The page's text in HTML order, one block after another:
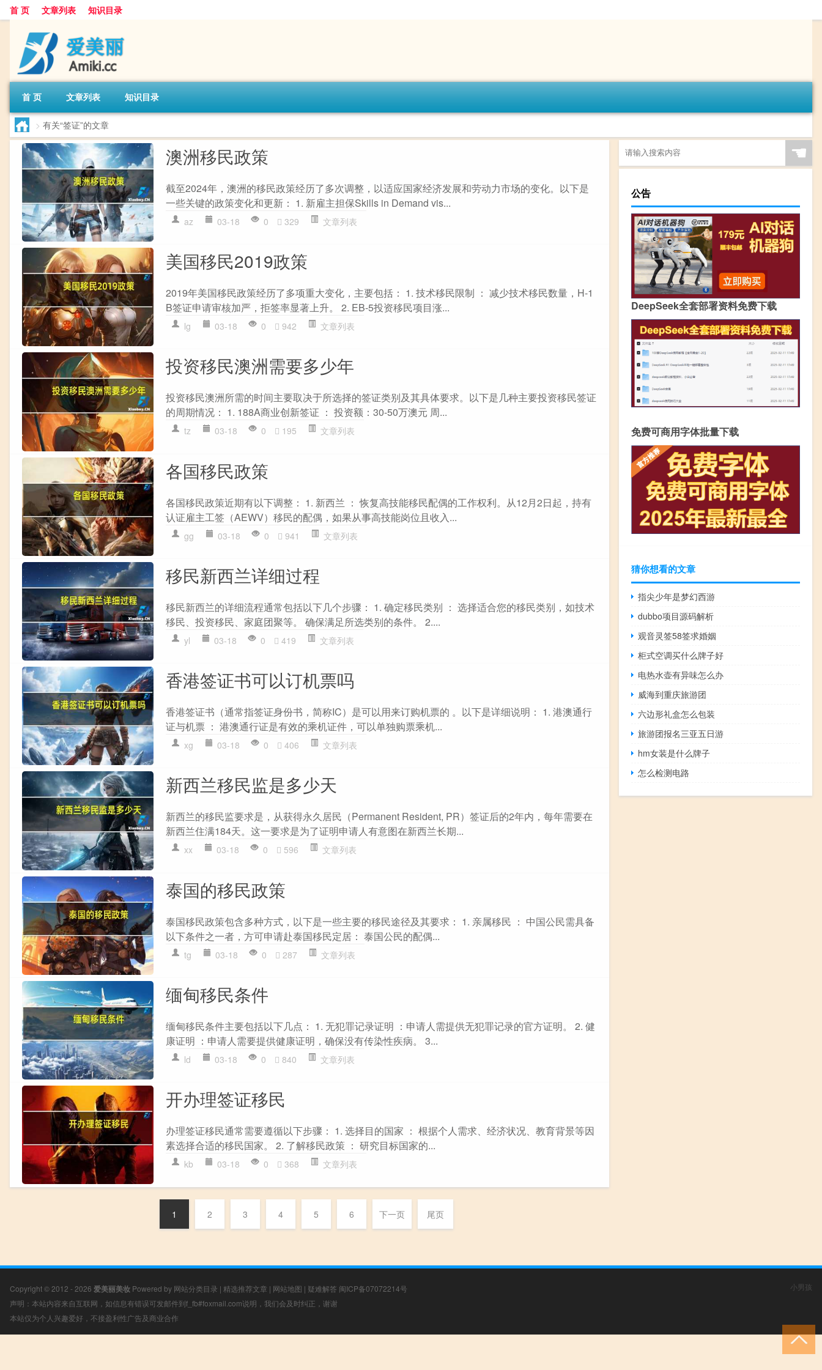
首 页 文章列表 知识目录
首 页 文章列表 知识目录
> 有关“签证”的文章
澳洲移民政策
截至2024年，澳洲的移民政策经历了多次调整，以适应国家经济发展和劳动力市场的变化。以下是
一些关键的政策变化和更新： 1. 新雇主担保Skills in Demand vis...
az 03-18 0 329 文章列表
美国移民2019政策
2019年美国移民政策经历了多项重大变化，主要包括： 1. 技术移民限制 ： 减少技术移民数量，H-1
B签证申请审核加严，拒签率显著上升。 2. EB-5投资移民项目涨...
lg 03-18 0 942 文章列表
投资移民澳洲需要多少年
投资移民澳洲所需的时间主要取决于所选择的签证类别及其具体要求。以下是几种主要投资移民签证
的周期情况： 1. 188A商业创新签证 ： 投资额：30-50万澳元 周...
tz 03-18 0 195 文章列表
各国移民政策
各国移民政策近期有以下调整： 1. 新西兰 ： 恢复高技能移民配偶的工作权利。从12月2日起，持有
认证雇主工签（AEWV）移民的配偶，如果从事高技能岗位且收入...
gg 03-18 0 941 文章列表
移民新西兰详细过程
移民新西兰的详细流程通常包括以下几个步骤： 1. 确定移民类别 ： 选择适合您的移民类别，如技术
移民、投资移民、家庭团聚等。 确保满足所选类别的条件。 2....
yl 03-18 0 419 文章列表
香港签证书可以订机票吗
香港签证书（通常指签证身份书，简称IC）是可以用来订购机票的 。以下是详细说明： 1. 港澳通行
证与机票 ： 港澳通行证是有效的乘机证件，可以单独购票乘机...
xg 03-18 0 406 文章列表
新西兰移民监是多少天
新西兰的移民监要求是，从获得永久居民（Permanent Resident, PR）签证后的2年内，每年需要在
新西兰住满184天。这一要求是为了证明申请人有意图在新西兰长期...
xx 03-18 0 596 文章列表
泰国的移民政策
泰国移民政策包含多种方式，以下是一些主要的移民途径及其要求： 1. 亲属移民 ： 中国公民需具备
以下条件之一者，方可申请赴泰国移民定居： 泰国公民的配偶...
tg 03-18 0 287 文章列表
缅甸移民条件
缅甸移民条件主要包括以下几点： 1. 无犯罪记录证明 ：申请人需提供无犯罪记录的官方证明。 2. 健
康证明 ：申请人需要提供健康证明，确保没有传染性疾病。 3...
ld 03-18 0 840 文章列表
开办理签证移民
办理签证移民通常需要遵循以下步骤： 1. 选择目的国家 ： 根据个人需求、经济状况、教育背景等因
素选择合适的移民国家。 2. 了解移民政策 ： 研究目标国家的...
kb 03-18 0 368 文章列表
1 2 3 4 5 6 下一页 尾页
☚
公告
DeepSeek全套部署资料免费下载
免费可商用字体批量下载
猜你想看的文章
指尖少年是梦幻西游
dubbo项目源码解析
观音灵签58签求婚姻
柜式空调买什么牌子好
电热水壶有异味怎么办
威海到重庆旅游团
六边形礼盒怎么包装
旅游团报名三亚五日游
hm女装是什么牌子
怎么检测电路
Copyright © 2012 - 2026 爱美丽美妆 Powered by 网站分类目录 | 精选推荐文章 | 网站地图 | 疑难解答 闽ICP备07072214号
声明：本站内容来自互联网，如信息有错误可发邮件到f_fb#foxmail.com说明，我们会及时纠正，谢谢
本站仅为个人兴趣爱好，不接盈利性广告及商业合作
小男孩